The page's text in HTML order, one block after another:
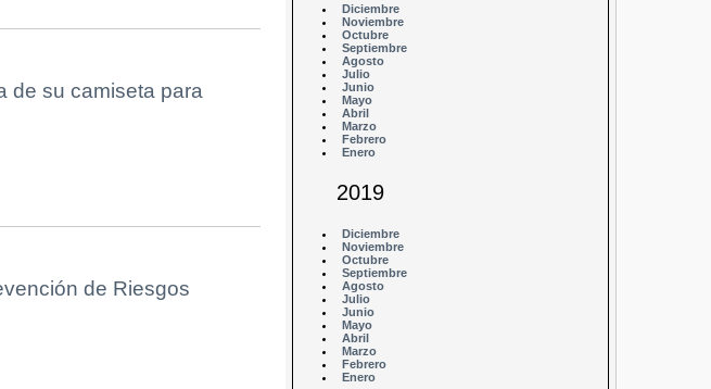
de su camiseta para
de Riesgos
Diciembre
Noviembre
Octubre
Septiembre
Agosto
Julio
Junio
Mayo
Abril
Marzo
Febrero
Enero
2019
Diciembre
Noviembre
Octubre
Septiembre
Agosto
Julio
Junio
Mayo
Abril
Marzo
Febrero
Enero